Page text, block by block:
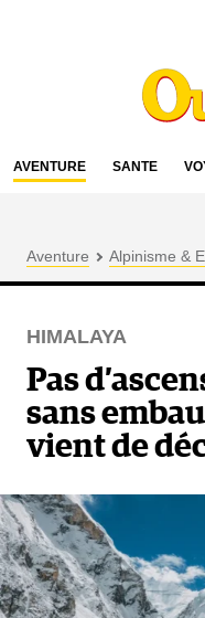
AVENTURE SANTÉ
Aventure Alpinisme &
HIMALAYA
Pas
sans
vient de